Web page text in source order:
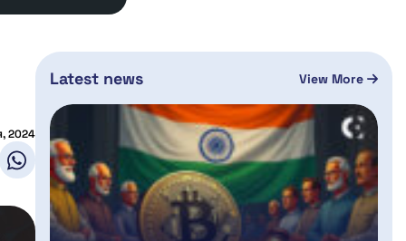
2024
Latest news View More